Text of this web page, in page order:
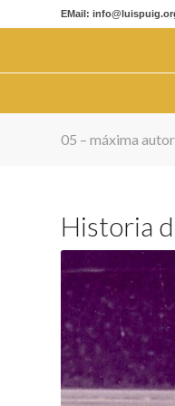
EMail:
05 – máxima
Historia